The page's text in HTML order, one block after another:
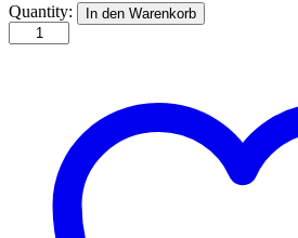
Weiße
Stute
100p
Quantity: In den Warenkorb